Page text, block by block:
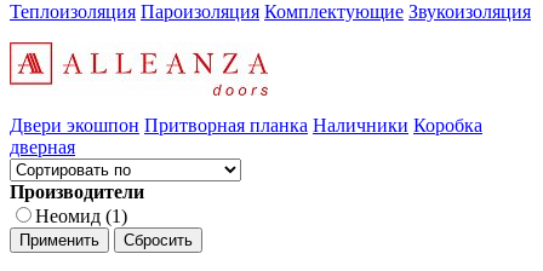
Теплоизоляция Пароизоляция Комплектующие Звукоизоляция
Двери экошпон Притворная планка Наличники Коробка
дверная
Производители
Неомид (1)
Применить Сбросить